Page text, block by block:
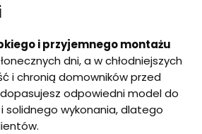
i przyjemnego montażu
dni, a w chłodniejszych
i chronią domowników przed
odpowiedni model do
solidnego wykonania, dlatego